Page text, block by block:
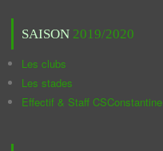
SAISON 2019/2020
Les clubs
Les stades
Effectif & Staff CSConstantine